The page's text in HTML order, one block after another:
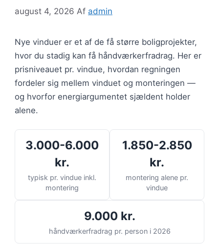
august 4, 2026 Af admin
Nye vinduer er et af de få større boligprojekter,
hvor du stadig kan få håndværkerfradrag. Her er
prisniveauet pr. vindue, hvordan regningen
fordeler sig mellem vinduet og monteringen —
og hvorfor energiargumentet sjældent holder
alene.
3.000-6.000
kr.
typisk pr. vindue inkl.
montering
1.850-2.850
kr.
montering alene pr.
vindue
9.000 kr.
håndværkerfradrag pr. person i 2026